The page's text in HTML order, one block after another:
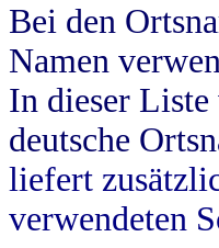
Bei den
Namen
In dieser
deutsche
liefert
verwendeten